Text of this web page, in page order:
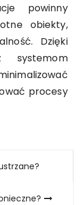
powinny
obiekty,
Dzięki
systemom
procesy